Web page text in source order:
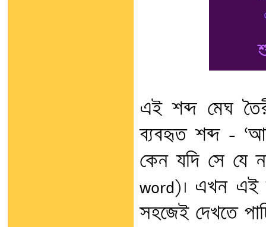
এই শব্দ মেঘ
ব্যবহৃত শব্দ –
কেন যদি সে যে
word)। এখন এই
সহজেই দেখতে